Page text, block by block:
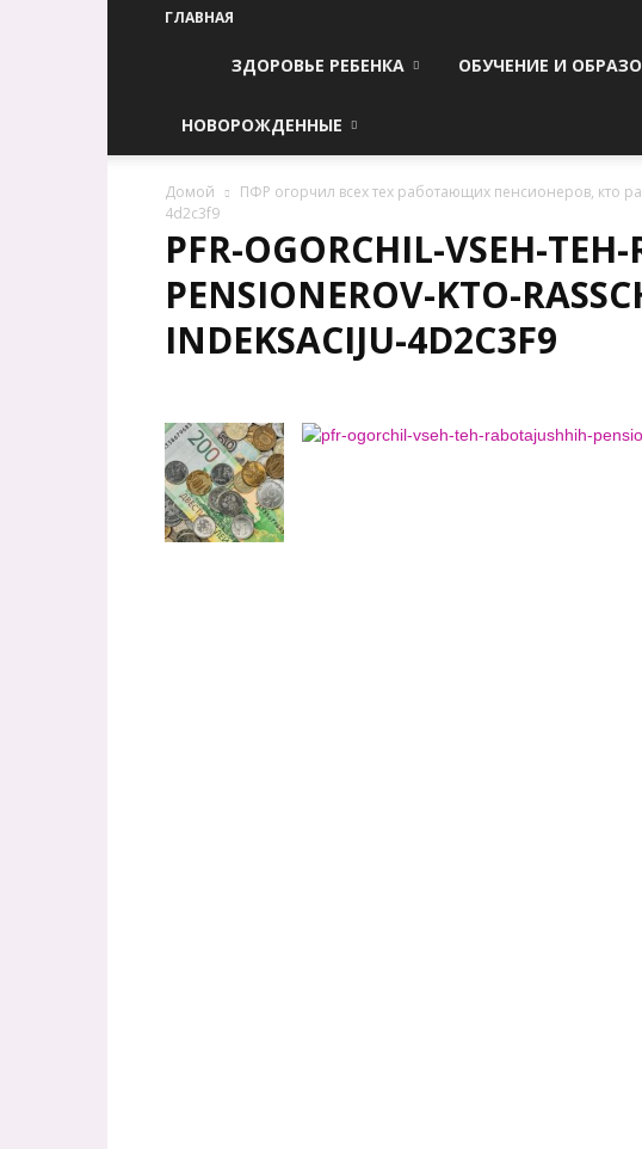
ГЛАВНАЯ
ЗДОРОВЬЕ РЕБЕНКА ОБУЧЕНИЕ И
НОВОРОЖДЕННЫЕ
Домой ПФР огорчил всех тех работающих пенсионеров, кто
4d2c3f9
PFR-OGORCHIL-VSEH-
PENSIONEROV-KTO-
INDEKSACIJU-4D2C3F9